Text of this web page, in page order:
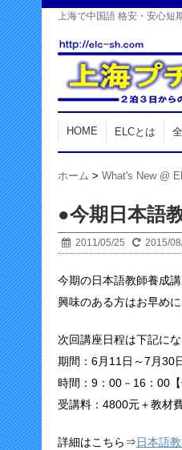
上海で中国語 格安・安心短
HOME ELCとは
ホーム > What's New @
●今期日本語
2011/05/25 2015/
今期の日本語教師養成
興味のある方はお早め
次回講座日程は下記にな
期間：6月11日～7月30
時間：9：00－16：00【
受講料：4800元＋教材
詳細はこちら⇒日本語